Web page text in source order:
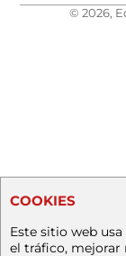
© 2026,
COOKIES
Este sitio web
el tráfico, mejorar